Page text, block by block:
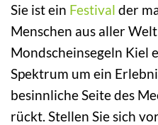
Sie ist ein Festival der
Menschen aus aller
Mondscheinsegeln Kiel
Spektrum um ein
besinnliche Seite des
rückt. Stellen Sie sich